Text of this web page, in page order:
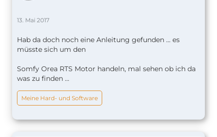
13. Mai 2017
Hab da doch noch eine Anleitung gefunden ... es
müsste sich um den
Somfy Orea RTS Motor handeln, mal sehen ob ich da
was zu finden ...
Meine Hard- und Software